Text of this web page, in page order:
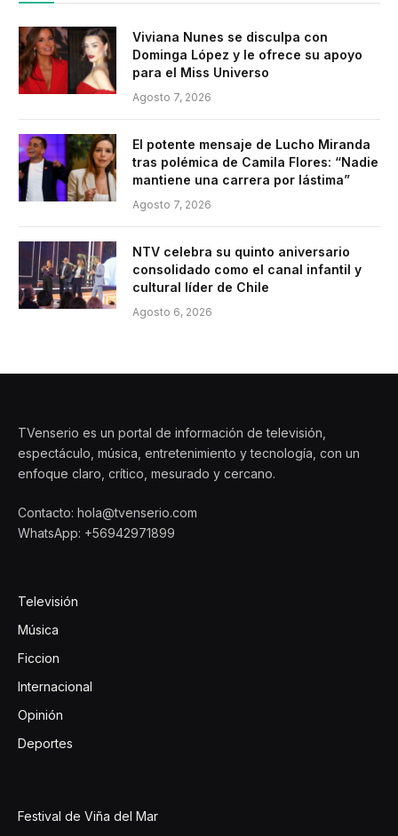
Viviana Nunes se disculpa con
Dominga López y le ofrece su apoyo
para el Miss Universo
Agosto 7, 2026
El potente mensaje de Lucho Miranda
tras polémica de Camila Flores: “Nadie
mantiene una carrera por lástima”
Agosto 7, 2026
NTV celebra su quinto aniversario
consolidado como el canal infantil y
cultural líder de Chile
Agosto 6, 2026
TVenserio es un portal de información de televisión,
espectáculo, música, entretenimiento y tecnología, con un
enfoque claro, crítico, mesurado y cercano.
Contacto: hola@tvenserio.com
WhatsApp: +56942971899
Televisión
Música
Ficcion
Internacional
Opinión
Deportes
Festival de Viña del Mar